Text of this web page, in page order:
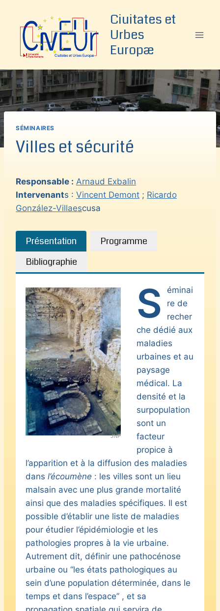
contenu
Ciuitates et
Urbes
Europæ
SÉMINAIRES
Villes et sécurité
Responsable : Arnaud Exbalin
Intervenants : Vincent Demont ; Ricardo
González-Villaescusa
Présentation
Programme
Bibliographie
JNP
S
éminai
re de
recher
che dédié aux
maladies
urbaines et au
paysage
médical. La
densité et la
surpopulation
sont un
facteur
propice à
l’apparition et à la diffusion des maladies
dans l’écoumène : les villes sont un lieu
malsain avec une plus grande mortalité
ainsi que des maladies spécifiques. Il est
possible d’établir une liste de maladies
pour étudier l’épidémiologie et les
pathologies propres à la vie urbaine.
Autrement dit, définir une pathocénose
urbaine ou “les états pathologiques au
sein d’une population déterminée, dans le
temps et dans l’espace” , et sa